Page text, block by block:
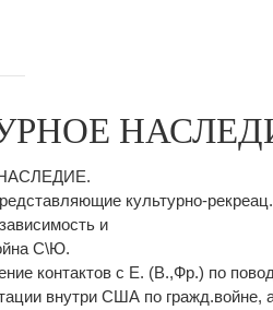
культурно-
и
С\Ю.
контактов с Е. (В.,Фр.) по
внутри США по гражд.войне,